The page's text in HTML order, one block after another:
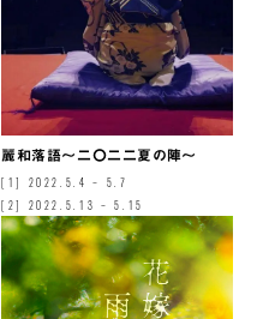
麗和落語～二〇二二夏の陣～
[1] 2022.5.4 – 5.7
[2] 2022.5.13 – 5.15